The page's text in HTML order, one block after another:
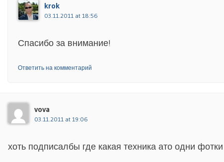
krok
03.11.2011 at 18:56
Спасибо за внимание!
Ответить на комментарий
vova
03.11.2011 at 19:06
хоть подписалбы где какая техника ато одни фотки